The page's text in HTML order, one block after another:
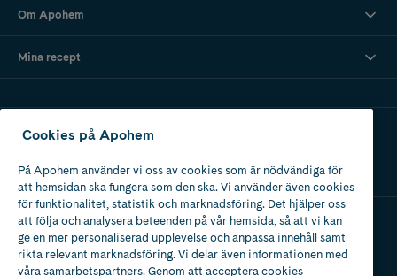
Om Apohem
Mina recept
Ladda ner vår app
Apotek med tillstånd
av Läkemedelsverket
Cookies på Apohem
På Apohem använder vi oss av cookies som är nödvändiga för
att hemsidan ska fungera som den ska. Vi använder även cookies
för funktionalitet, statistik och marknadsföring. Det hjälper oss
att följa och analysera beteenden på vår hemsida, så att vi kan
ge en mer personaliserad upplevelse och anpassa innehåll samt
rikta relevant marknadsföring. Vi delar även informationen med
våra samarbetspartners. Genom att acceptera cookies